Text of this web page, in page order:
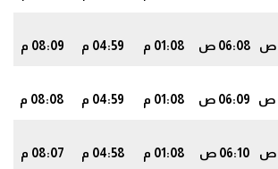
06:08 ص 01:08 م 04:59 م 08:09 م
06:09 ص 01:08 م 04:59 م 08:08 م
06:10 ص 01:08 م 04:58 م 08:07 م